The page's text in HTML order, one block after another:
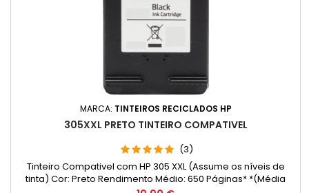
MARCA: TINTEIROS RECICLADOS HP
305XXL PRETO TINTEIRO COMPATIVEL
(3)
Tinteiro Compativel com HP 305 XXL (Assume os níveis de
tinta) Cor: Preto Rendimento Médio: 650 Páginas* *(Média